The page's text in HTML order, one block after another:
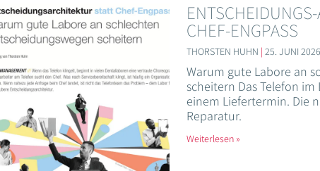
CHEF-ENGPASS
THORSTEN HUHN 25. JUNI 2026
Warum gute Labore an
scheitern Das Telefon
einem Liefertermin. Die
Reparatur.
Weiterlesen »